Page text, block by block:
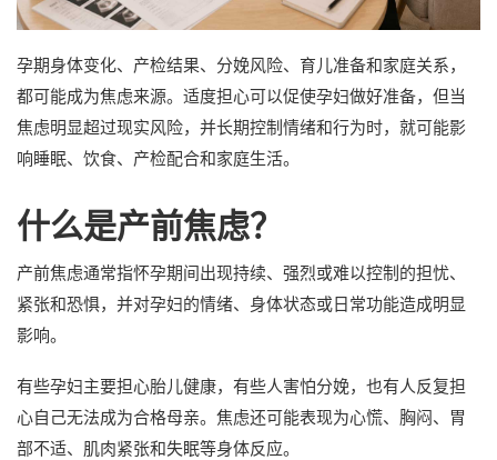
孕期身体变化、产检结果、分娩风险、育儿准备和家庭关系，
都可能成为焦虑来源。适度担心可以促使孕妇做好准备，但当
焦虑明显超过现实风险，并长期控制情绪和行为时，就可能影
响睡眠、饮食、产检配合和家庭生活。
什么是产前焦虑？
产前焦虑通常指怀孕期间出现持续、强烈或难以控制的担忧、
紧张和恐惧，并对孕妇的情绪、身体状态或日常功能造成明显
影响。
有些孕妇主要担心胎儿健康，有些人害怕分娩，也有人反复担
心自己无法成为合格母亲。焦虑还可能表现为心慌、胸闷、胃
部不适、肌肉紧张和失眠等身体反应。